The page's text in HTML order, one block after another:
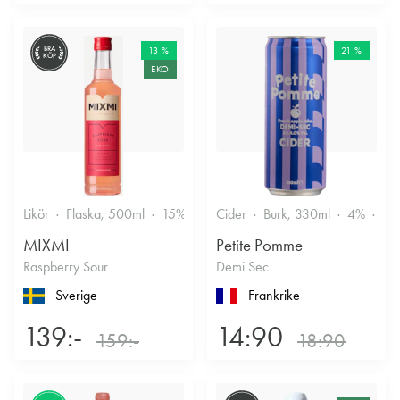
BRA
KÖP
13 %
EKO
Likör Flaska, 500ml 15% Annan likör
MIXMI
Raspberry Sour
Sverige
139:- 159:-
21 %
Cider Burk, 330ml 4%
Petite Pomme
Demi Sec
Frankrike
14:90 18:90